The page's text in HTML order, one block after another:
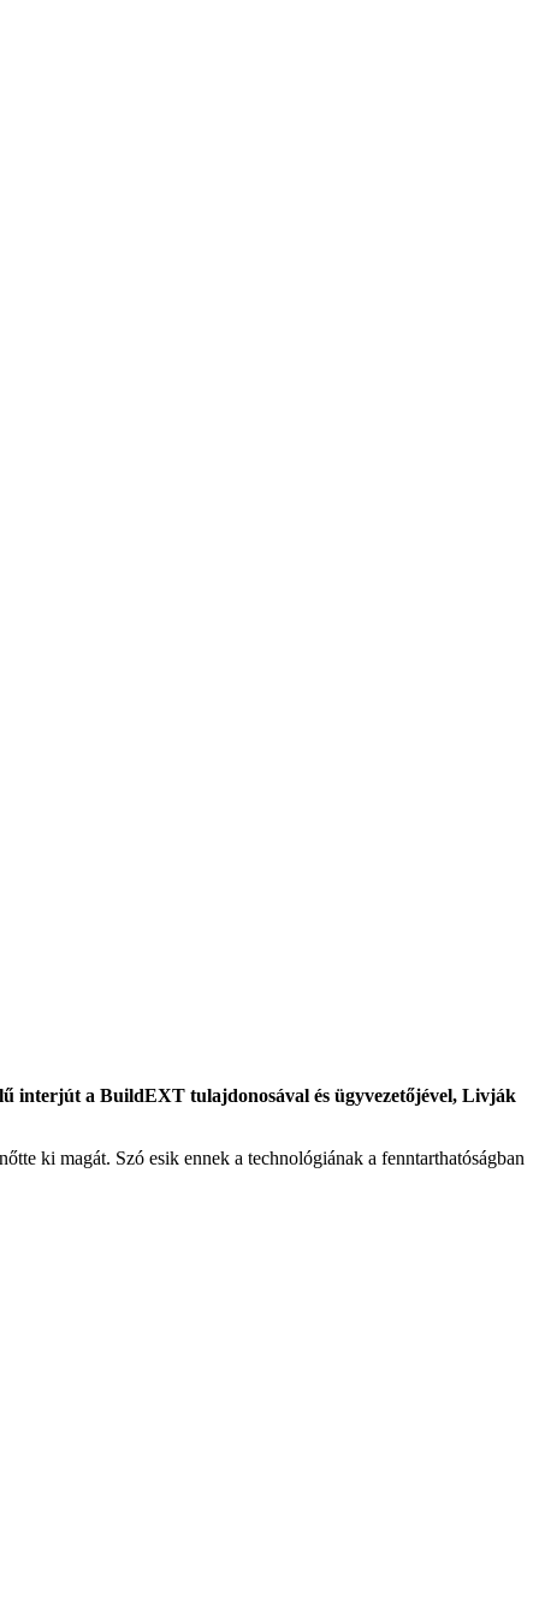
interjút a BuildEXT tulajdonosával és ügyvezetőjével, Livják
ki magát. Szó esik ennek a technológiának a fenntarthatóságban